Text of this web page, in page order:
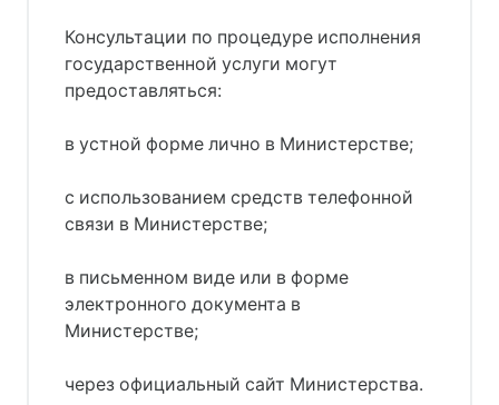
Консультации по процедуре исполнения
государственной услуги могут
предоставляться:
в устной форме лично в Министерстве;
с использованием средств телефонной
связи в Министерстве;
в письменном виде или в форме
электронного документа в
Министерстве;
через официальный сайт Министерства.